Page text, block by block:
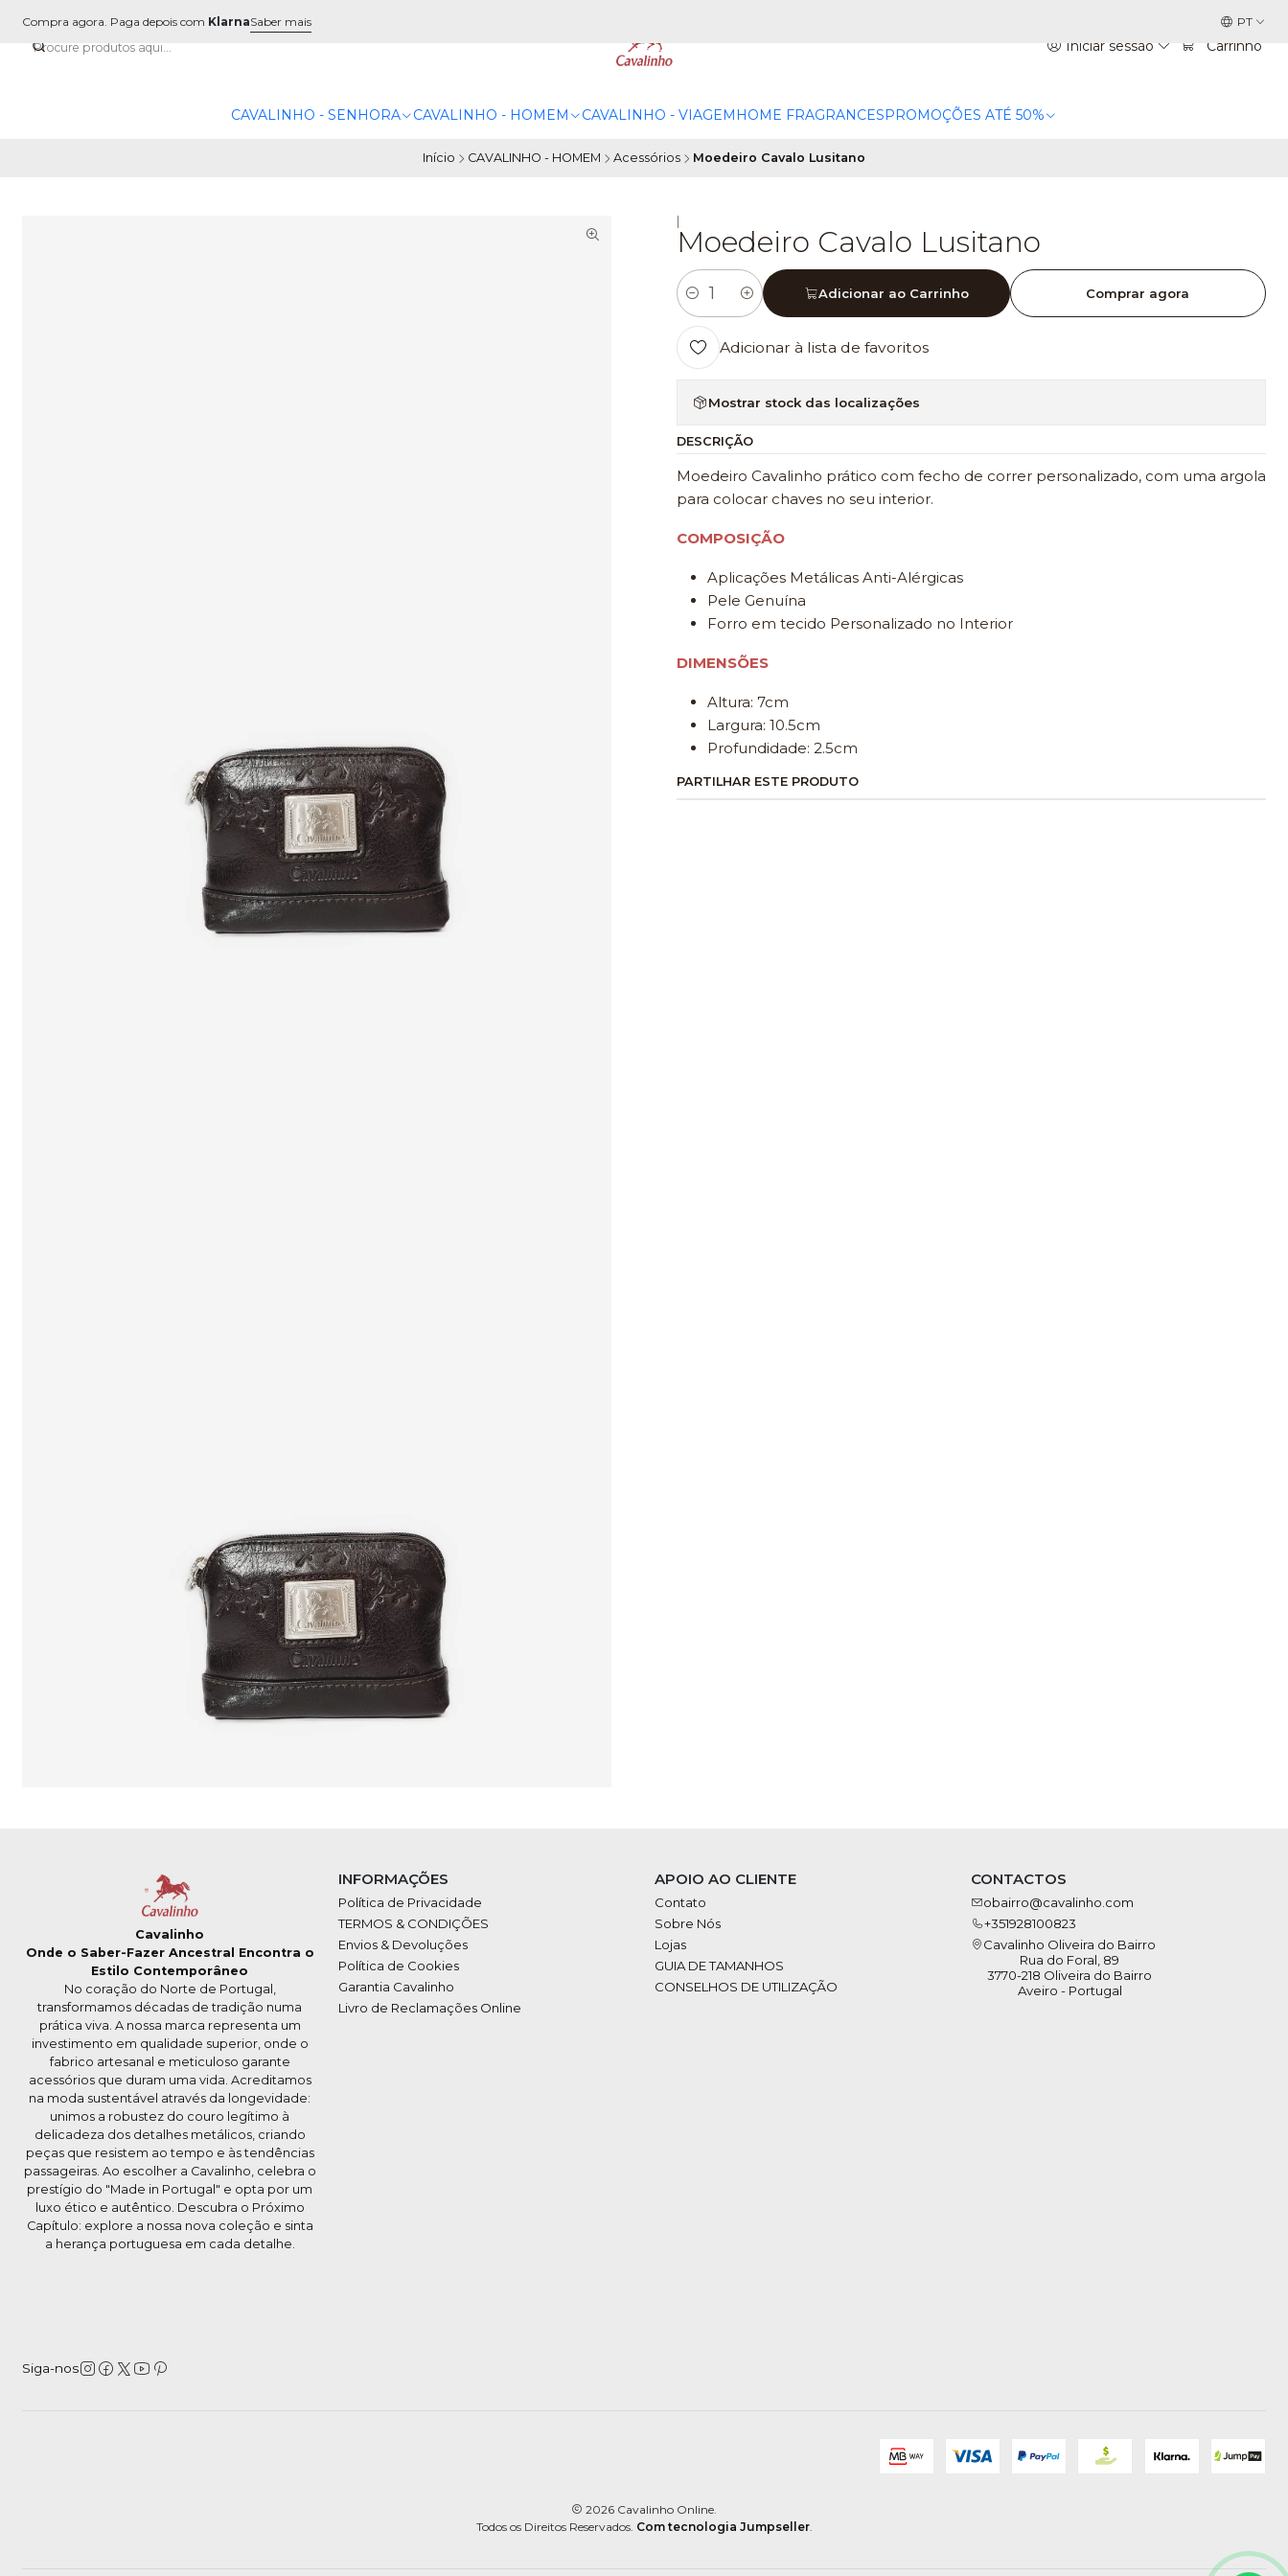
Iniciar sessão Carrinho
CAVALINHO - SENHORA CAVALINHO - HOMEM CAVALINHO - VIAGEM HOME FRAGRANCESPROMOÇÕES ATÉ 50%
Compra agora. Paga depois com KlarnaSaber mais PT
Início CAVALINHO - HOMEM Acessórios Moedeiro Cavalo Lusitano
Moedeiro Cavalo Lusitano
Quantidade
Adicionar ao Carrinho Comprar agora
Adicionar à lista de favoritos
Mostrar stock das localizações
DESCRIÇÃO
Moedeiro Cavalinho prático com fecho de correr personalizado, com uma argola
para colocar chaves no seu interior.
COMPOSIÇÃO
Aplicações Metálicas Anti-Alérgicas
Pele Genuína
Forro em tecido Personalizado no Interior
DIMENSÕES
Altura: 7cm
Largura: 10.5cm
Profundidade: 2.5cm
PARTILHAR ESTE PRODUTO
Cavalinho
Onde o Saber-Fazer Ancestral Encontra o
Estilo Contemporâneo
No coração do Norte de Portugal,
transformamos décadas de tradição numa
prática viva. A nossa marca representa um
investimento em qualidade superior, onde o
fabrico artesanal e meticuloso garante
acessórios que duram uma vida. Acreditamos
na moda sustentável através da longevidade:
unimos a robustez do couro legítimo à
delicadeza dos detalhes metálicos, criando
peças que resistem ao tempo e às tendências
passageiras. Ao escolher a Cavalinho, celebra o
prestígio do "Made in Portugal" e opta por um
luxo ético e autêntico. Descubra o Próximo
Capítulo: explore a nossa nova coleção e sinta
a herança portuguesa em cada detalhe.
Siga-nos
INFORMAÇÕES
Política de Privacidade
TERMOS & CONDIÇÕES
Envios & Devoluções
Política de Cookies
Garantia Cavalinho
Livro de Reclamações Online
APOIO AO CLIENTE
Contato
Sobre Nós
Lojas
GUIA DE TAMANHOS
CONSELHOS DE UTILIZAÇÃO
CONTACTOS
obairro@cavalinho.com
+351928100823
Cavalinho Oliveira do Bairro
Rua do Foral, 89
3770-218 Oliveira do Bairro
Aveiro - Portugal
2026 Cavalinho Online.
Todos os Direitos Reservados. Com tecnologia Jumpseller.